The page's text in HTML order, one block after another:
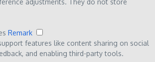
Remark
features like content sharing on social
and enabling third-party tools.